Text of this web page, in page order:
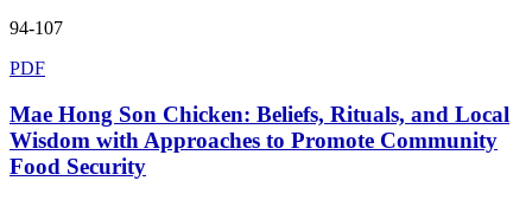
94-107
PDF
Mae Hong Son Chicken: Beliefs, Rituals, and Local
Wisdom with Approaches to Promote Community
Food Security